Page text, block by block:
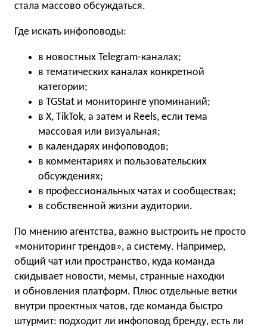
стала массово обсуждаться.
Где искать инфоповоды:
в новостных Telegram-каналах;
в тематических каналах конкретной
категории;
в TGStat и мониторинге упоминаний;
в X, TikTok, а затем и Reels, если тема
массовая или визуальная;
в календарях инфоповодов;
в комментариях и пользовательских
обсуждениях;
в профессиональных чатах и сообществах;
в собственной жизни аудитории.
По мнению агентства, важно выстроить не просто
«мониторинг трендов», а систему. Например,
общий чат или пространство, куда команда
скидывает новости, мемы, странные находки
и обновления платформ. Плюс отдельные ветки
внутри проектных чатов, где команда быстро
штурмит: подходит ли инфоповод бренду, есть ли